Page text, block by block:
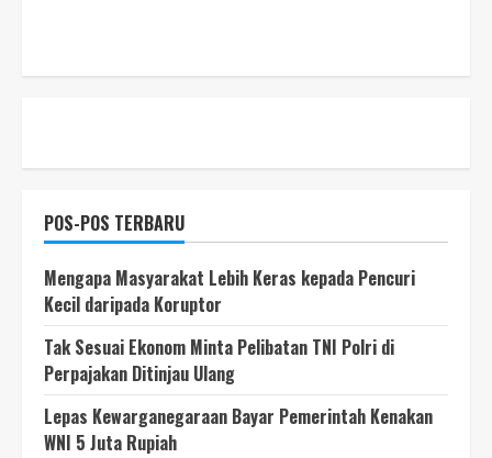
POS-POS TERBARU
Mengapa Masyarakat Lebih Keras kepada Pencuri
Kecil daripada Koruptor
Tak Sesuai Ekonom Minta Pelibatan TNI Polri di
Perpajakan Ditinjau Ulang
Lepas Kewarganegaraan Bayar Pemerintah Kenakan
WNI 5 Juta Rupiah